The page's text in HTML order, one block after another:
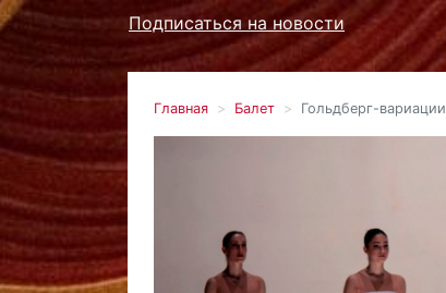
Подписаться на новости
Главная Балет Гольдберг-вариации